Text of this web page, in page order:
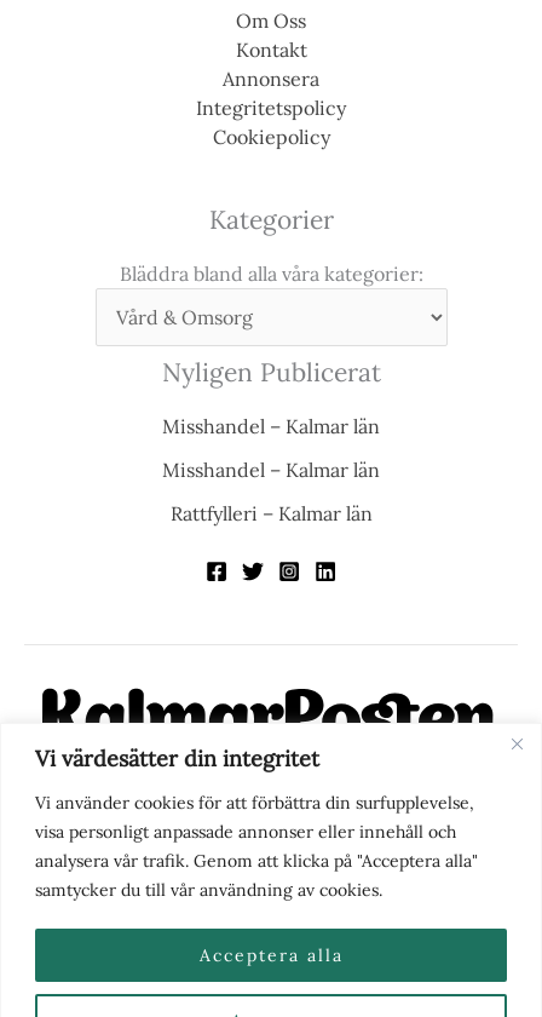
Vi värdesätter din integritet
Vi använder cookies för att förbättra din surfupplevelse,
visa personligt anpassade annonser eller innehåll och
analysera vår trafik. Genom att klicka på "Acceptera alla"
samtycker du till vår användning av cookies.
Acceptera alla
Om Oss
Kontakt
Annonsera
Integritetspolicy
Cookiepolicy
Kategorier
Bläddra bland alla våra kategorier:
Nyligen Publicerat
Misshandel – Kalmar län
Misshandel – Kalmar län
Rattfylleri – Kalmar län
KalmarPosten är en modern lokalnyhetstidning på nätet. Med
fokus på Kalmarregionen, men också med blick för det större
perspektivet, vill vi vara din självklara kanal för nyheter,
berättelser och engagemang. KalmarPosten grundades 1988 och
fick nya ägare 2025.